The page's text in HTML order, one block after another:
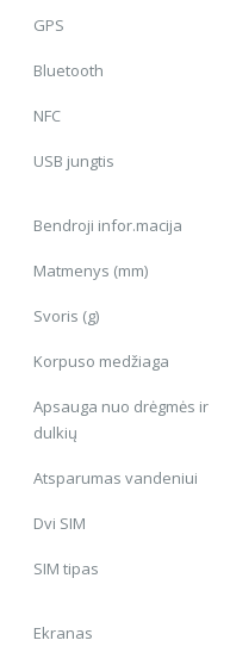
GPS
Bluetooth
NFC
USB jungtis
Bendroji infor.macija
Matmenys (mm)
Svoris (g)
Korpuso medžiaga
Apsauga nuo drėgmės ir
dulkių
Atsparumas vandeniui
Dvi SIM
SIM tipas
Ekranas